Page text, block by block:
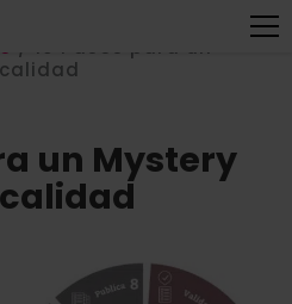
/ 10 Pasos para un
un Mystery